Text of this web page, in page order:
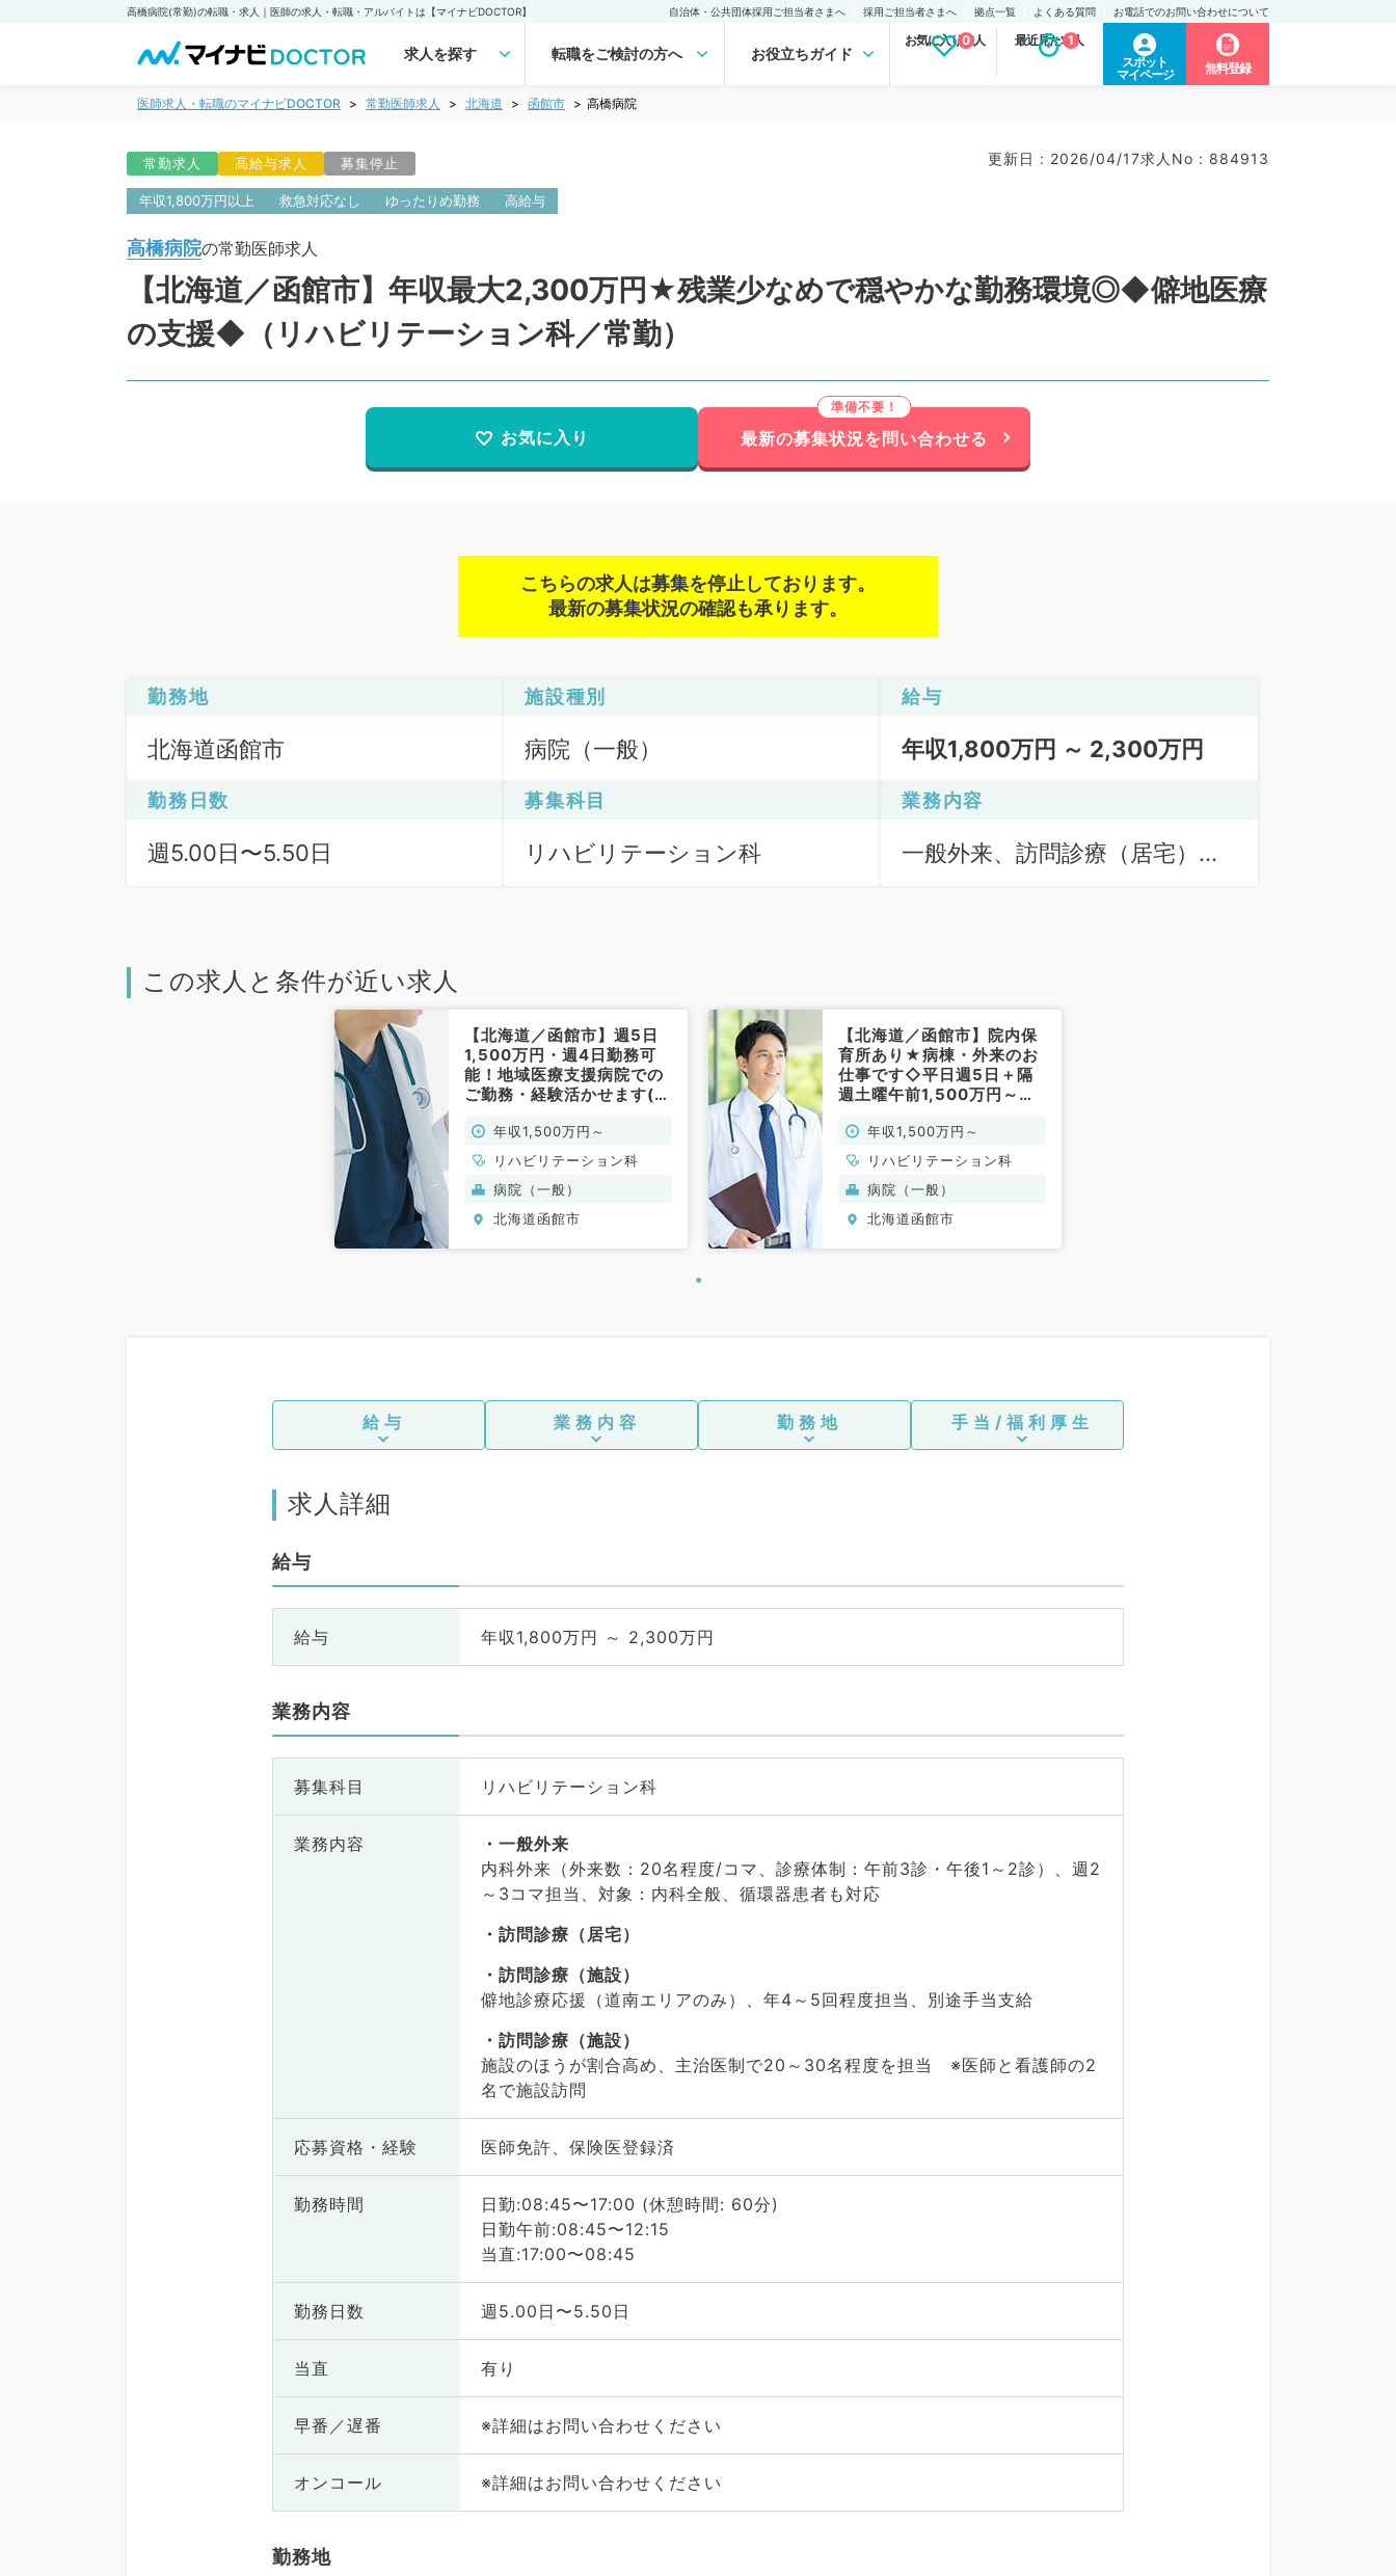
高橋病院(常勤)の転職・求人｜医師の求人・転職・アルバイトは【マイナビDOCTOR】 自治体・公共団体採用ご担当者さまへ 採用ご担当者さまへ 拠点一覧 よくある質問 お電話でのお問い合わせについて
求人を探す 転職をご検討の方へ お役立ちガイド
お気に入り求人
0 最近見た求人
1
スポット
マイページ
無料登録
医師求人・転職のマイナビDOCTOR 常勤医師求人 北海道 函館市 高橋病院
常勤求人 高給与求人 募集停止 更新日 : 2026/04/17求人No : 884913
年収1,800万円以上 救急対応なし ゆったりめ勤務 高給与
高橋病院の常勤医師求人
【北海道／函館市】年収最大2,300万円★残業少なめで穏やかな勤務環境◎◆僻地医療
の支援◆（リハビリテーション科／常勤）
お気に入り 最新の募集状況を問い合わせる
こちらの求人は募集を停止しております。
最新の募集状況の確認も承ります。
勤務地
北海道函館市
施設種別
病院（一般）
給与
年収1,800万円 ～ 2,300万円
勤務日数
週5.00日〜5.50日
募集科目
リハビリテーション科
業務内容
一般外来、訪問診療（居宅）、
この求人と条件が近い求人
【北海道／函館市】週5日
1,500万円・週4日勤務可
能！地域医療支援病院での
ご勤務・経験活かせます(リ
年収1,500万円～
リハビリテーション科
病院（一般）
北海道函館市
【北海道／函館市】院内保
育所あり★病棟・外来のお
仕事です◇平日週5日＋隔
週土曜午前1,500万円～相
ョン科／常勤）
年収1,500万円～
リハビリテーション科
病院（一般）
北海道函館市
給与 業務内容 勤務地 手当/福利厚生
求人詳細
給与
給与 年収1,800万円 ～ 2,300万円
業務内容
募集科目 リハビリテーション科
業務内容
一般外来
内科外来（外来数：20名程度/コマ、診療体制：午前3診・午後1～2診）、週2
～3コマ担当、対象：内科全般、循環器患者も対応
訪問診療（居宅）
訪問診療（施設）
僻地診療応援（道南エリアのみ）、年4～5回程度担当、別途手当支給
訪問診療（施設）
施設のほうが割合高め、主治医制で20～30名程度を担当 ※医師と看護師の2
名で施設訪問
応募資格・ 経験 医師免許、保険医登録済
勤務時間
日勤:08:45〜17:00 (休憩時間: 60分)
日勤午前:08:45〜12:15
当直:17:00〜08:45
勤務日数 週5.00日〜5.50日
当直 有り
早番／遅番 ※詳細はお問い合わせください
オンコール ※詳細はお問い合わせください
勤務地